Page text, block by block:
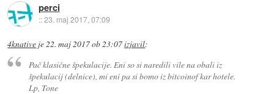
perci
::23. maj 2017, 07:09
4knative je22. maj 2017 ob 23:07izjavil:
Pač klasične špekulacije. Eni so si naredili vile na obali iz
špekulacij (delnice), mi eni pa si bomo iz bitcoinof kar hotele.
Lp, Tone